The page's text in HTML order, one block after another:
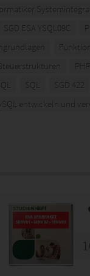
SGD ESA YSQL09C
SQL
SGD 422
entwickeln und